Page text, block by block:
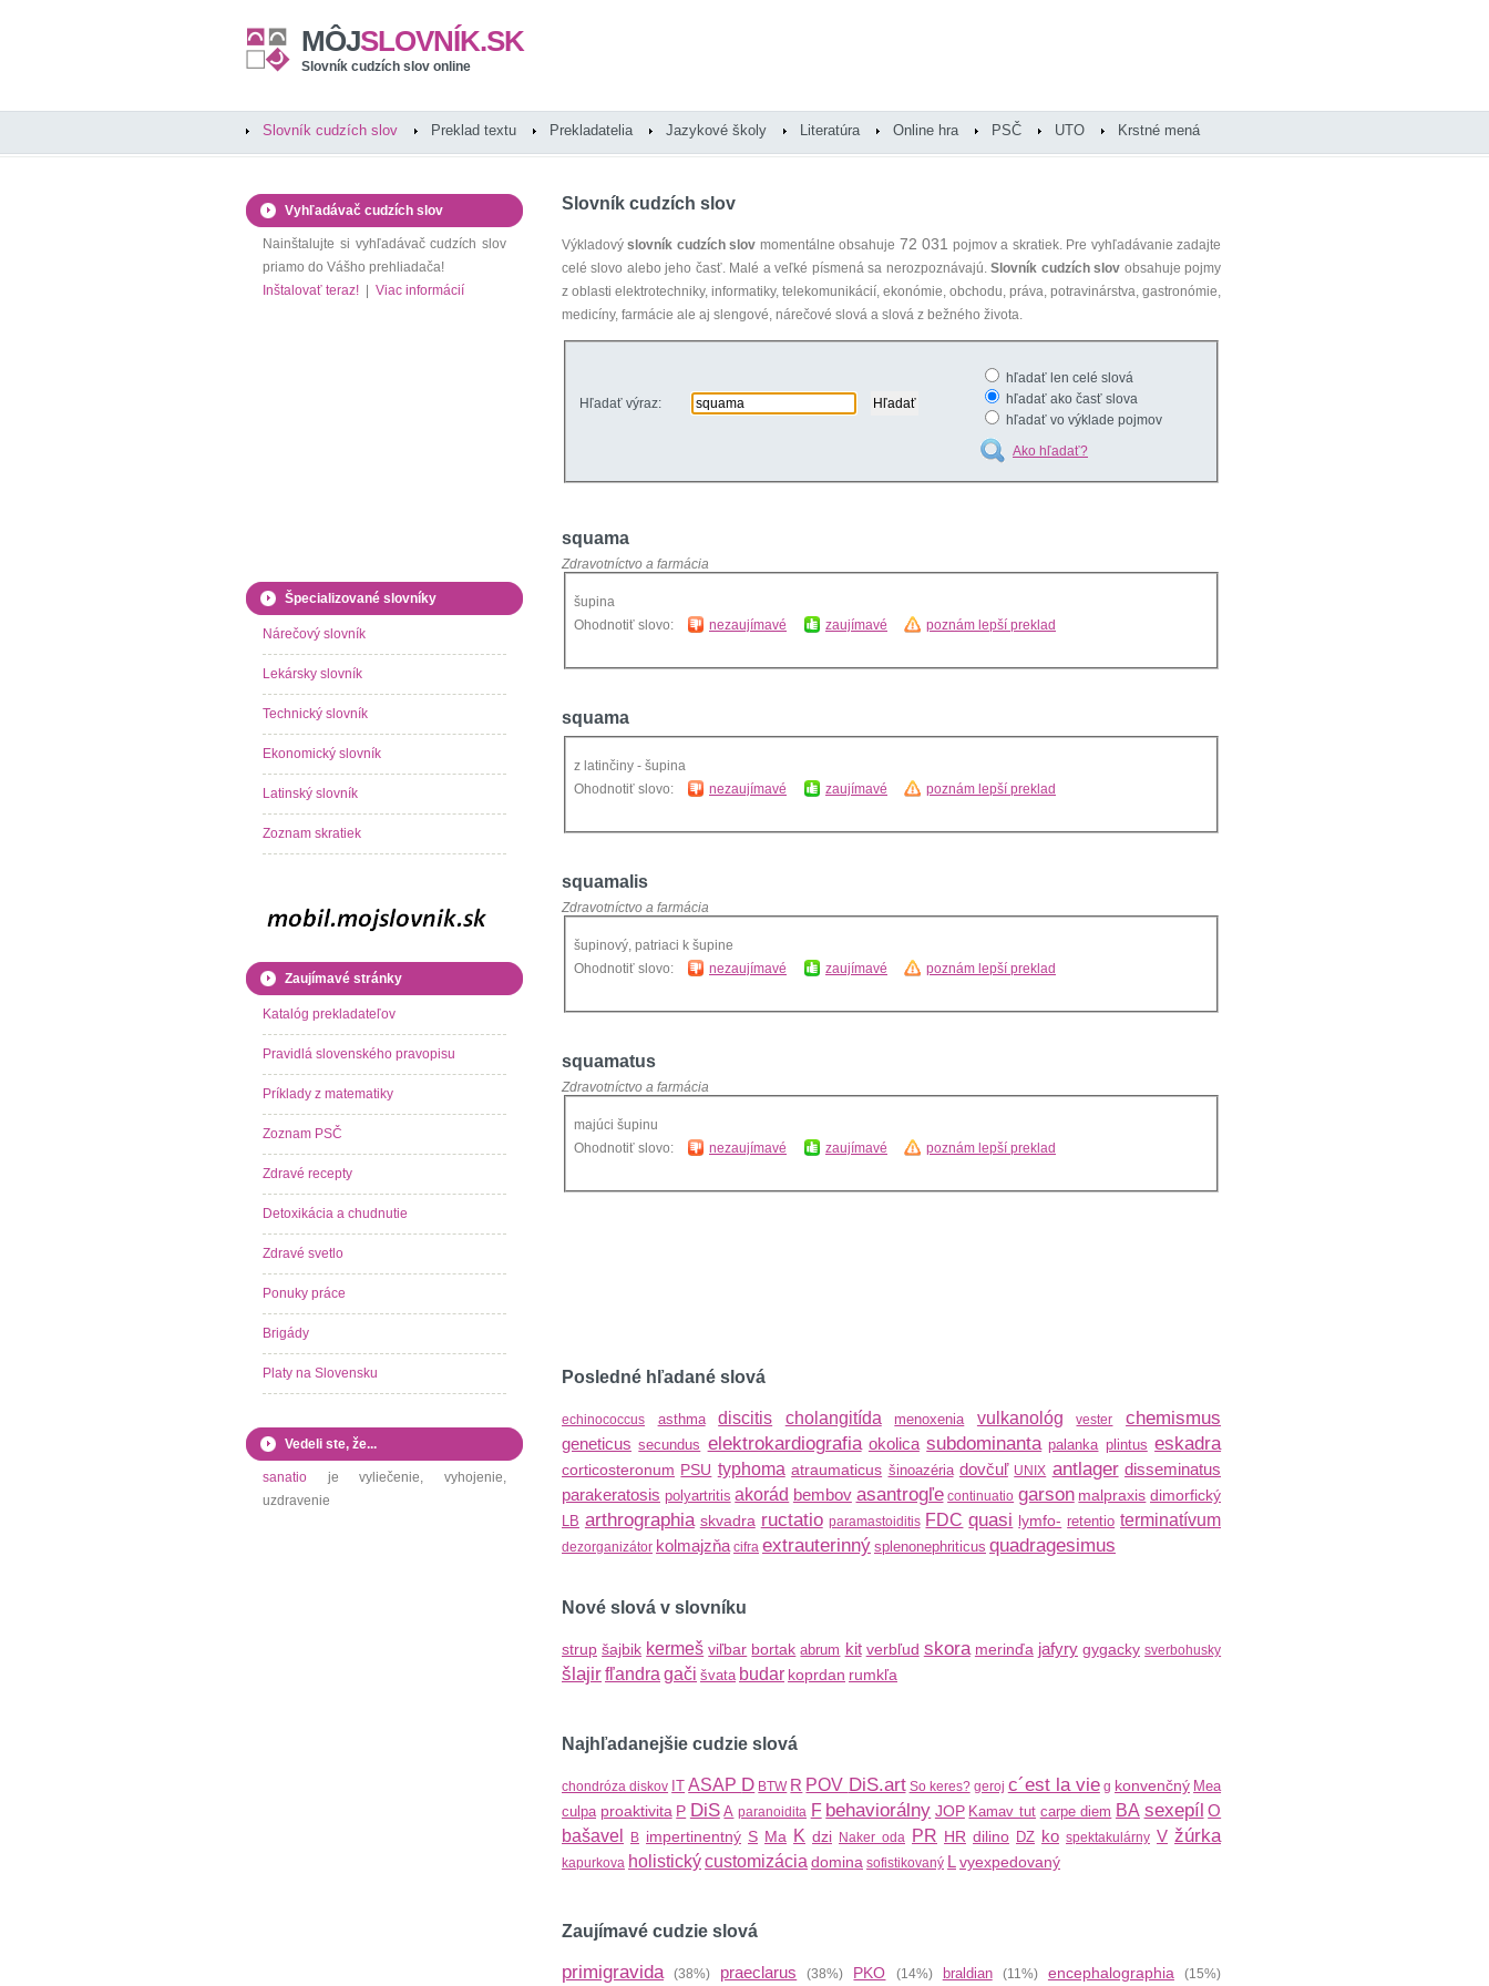
MÔJSLOVNÍK.SK
Slovník cudzích slov online
Slovník cudzích slov Preklad textu Prekladatelia Jazykové školy Literatúra Online hra PSČ UTO Krstné mená
Slovník cudzích slov
Výkladovýslovník cudzích slov momentálne obsahuje 72 031 pojmov a skratiek. Pre vyhľadávanie zadajte
celé slovo alebo jeho časť. Malé a veľké písmená sa nerozpoznávajú.Slovník cudzích slov obsahuje pojmy
z oblasti elektrotechniky, informatiky, telekomunikácií, ekonómie, obchodu, práva, potravinárstva, gastronómie,
medicíny, farmácie ale aj slengové, nárečové slová a slová z bežného života.
Hľadať výraz:
hľadať len celé slová
hľadať ako časť slova
hľadať vo výklade pojmov
Ako hľadať?
squama
Zdravotníctvo a farmácia
šupina
Ohodnotiť slovo:
nezaujímavé zaujímavé poznám lepší preklad
squama
z latinčiny - šupina
Ohodnotiť slovo:
nezaujímavé zaujímavé poznám lepší preklad
squamalis
Zdravotníctvo a farmácia
šupinový, patriaci k šupine
Ohodnotiť slovo:
nezaujímavé zaujímavé poznám lepší preklad
squamatus
Zdravotníctvo a farmácia
majúci šupinu
Ohodnotiť slovo:
nezaujímavé zaujímavé poznám lepší preklad
Posledné hľadané slová
echinococcus asthma discitis cholangitída menoxenia vulkanológ vester chemismus
geneticus secundus elektrokardiografia okolica subdominanta palanka plintus eskadra
corticosteronum PSU typhoma atraumaticus šinoazéria dovčuľ UNIX antlager disseminatus
parakeratosis polyartritis akorád bembov asantrogľe continuatio garson malpraxis dimorfický
LB arthrographia skvadra ructatio paramastoiditis FDC quasi lymfo- retentio terminatívum
dezorganizátor kolmajzňa cifra extrauterinný splenonephriticus quadragesimus
Nové slová v slovníku
strup šajbik kermeš viľbar bortak abrum kit verbľud skora merinďa jafyry gygacky sverbohusky
šlajirfľandra gači švata budar koprdan rumkľa
Najhľadanejšie cudzie slová
chondróza diskov IT ASAP D BTW R POV DiS.art So keres? geroj c´est la vie g konvenčný Mea
culpa proaktivita P DiS A paranoidita F behaviorálny JOP Kamav tut carpe diem BA sexepíl O
bašavel
B impertinentný S Ma K dzi Naker oda PR HR dilino DZ ko spektakulárny V žúrka
kapurkova holistickýcustomizácia domina sofistikovaný L vyexpedovaný
Zaujímavé cudzie slová
primigravida(38%) praeclarus (38%) PKO (14%) braldian(11%) encephalographia(15%)
Vyhľadávač cudzích slov
Nainštalujte si vyhľadávač cudzích slov
priamo do Vášho prehliadača!
Inštalovať teraz!
Viac informácií
Špecializované slovníky
Nárečový slovník
Lekársky slovník
Technický slovník
Ekonomický slovník
Latinský slovník
Zoznam skratiek
Zaujímavé stránky
Katalóg prekladateľov
Pravidlá slovenského pravopisu
Príklady z matematiky
Zoznam PSČ
Zdravé recepty
Detoxikácia a chudnutie
Zdravé svetlo
Ponuky práce
Brigády
Platy na Slovensku
Vedeli ste, že...
sanatio je vyliečenie, vyhojenie,
uzdravenie